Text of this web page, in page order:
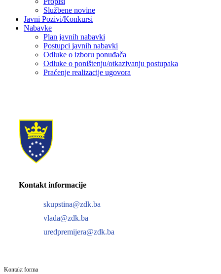
Službene novine
Javni Pozivi/Konkursi
Nabavke
Plan javnih nabavki
Postupci javnih nabavki
Odluke o izboru ponuđača
Odluke o poništenju/otkazivanju postupaka
Praćenje realizacije ugovora
Kontakt informacije
skupstina@zdk.ba
vlada@zdk.ba
uredpremijera@zdk.ba
Kontakt forma